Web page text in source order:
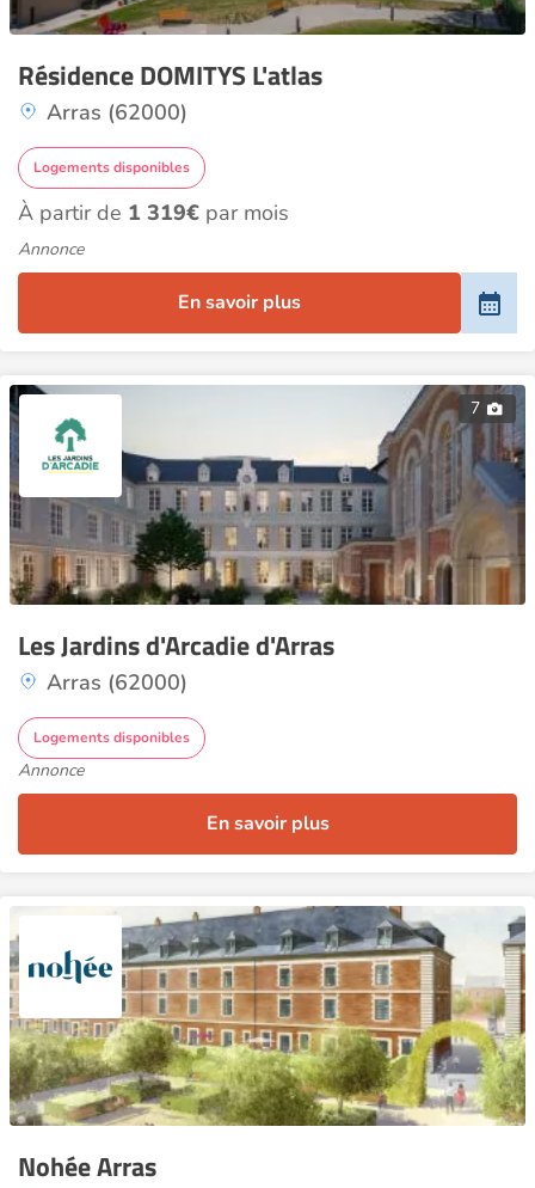
Résidence DOMITYS L'atlas
Arras (62000)
Logements disponibles
À partir de 1 319€ par mois
Annonce
En savoir plus
7
Les Jardins d'Arcadie d'Arras
Arras (62000)
Logements disponibles
Annonce
En savoir plus
Nohée Arras